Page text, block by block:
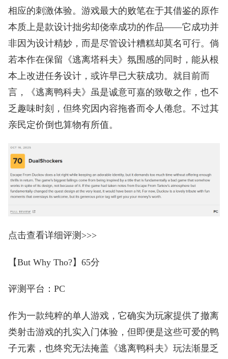
相应的刺激体验。游戏最大的败笔在于其借鉴的原作
本质上是款设计拙劣却侥幸成功的作品——它成功并
非因为设计精妙，而是尽管设计糟糕却莫名可行。倘
若本作在保留《逃离塔科夫》氛围感的同时，能从根
本上改进任务设计，或许早已大获成功。就目前而
言，《逃离鸭科夫》虽是诚意可嘉的致敬之作，也不
乏趣味时刻，但终究因内容拖沓而令人倦怠。不过其
亲民定价倒也算物有所值。
点击查看详细评测>>>
【But Why Tho?】65分
评测平台：PC
作为一款纯粹的单人游戏，它确实为玩家提供了撤离
类射击游戏的扎实入门体验，但即便是这些可爱的鸭
子元素，也终究无法掩盖《逃离鸭科夫》玩法渐显乏